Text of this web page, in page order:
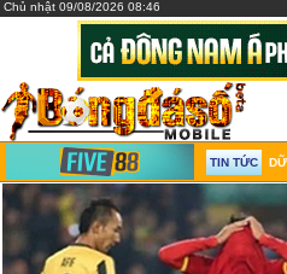
Chủ nhật 09/08/2026 08:46
TIN TỨC